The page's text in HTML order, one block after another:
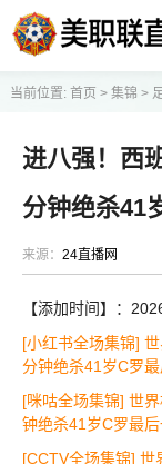
当前位置: 首页 > 集锦 >
进八强！西
分钟绝杀41
来源： 24直播网
【添加时间】：
[小红书全场集锦]
分钟绝杀41岁C罗
[咪咕全场集锦] 世
钟绝杀41岁C罗最
[CCTV全场集锦]